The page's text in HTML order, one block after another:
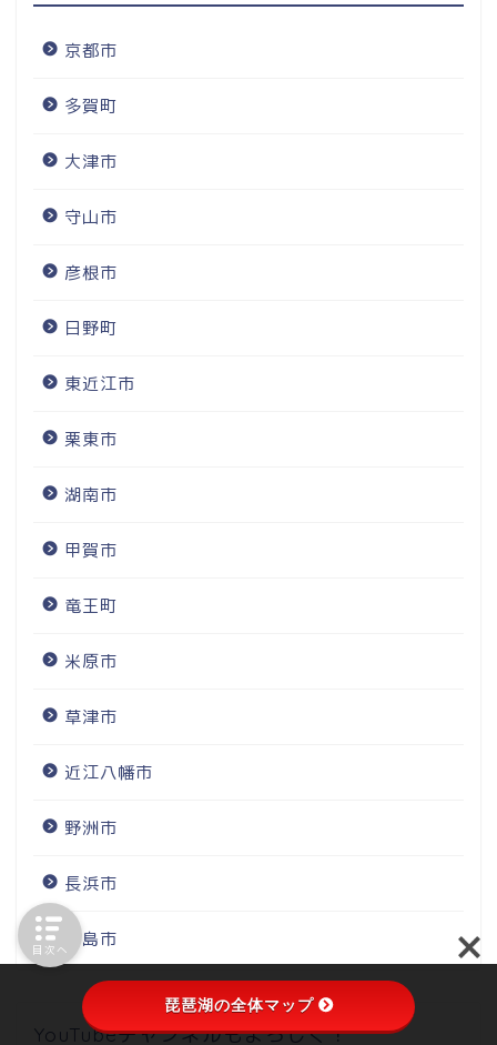
京都市
多賀町
大津市
守山市
彦根市
日野町
東近江市
栗東市
湖南市
甲賀市
竜王町
米原市
草津市
近江八幡市
野洲市
長浜市
高島市
YouTubeチャンネルもよろしく！
琵琶湖の全体マップ
目次へ